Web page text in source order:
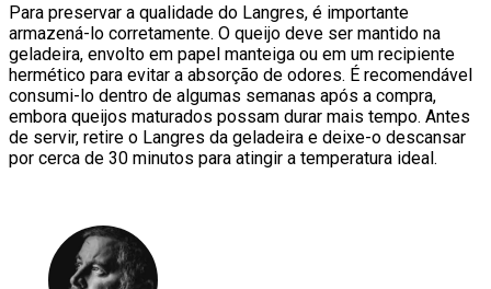
Para preservar a qualidade do Langres, é importante
armazená-lo corretamente. O queijo deve ser mantido na
geladeira, envolto em papel manteiga ou em um recipiente
hermético para evitar a absorção de odores. É recomendável
consumi-lo dentro de algumas semanas após a compra,
embora queijos maturados possam durar mais tempo. Antes
de servir, retire o Langres da geladeira e deixe-o descansar
por cerca de 30 minutos para atingir a temperatura ideal.